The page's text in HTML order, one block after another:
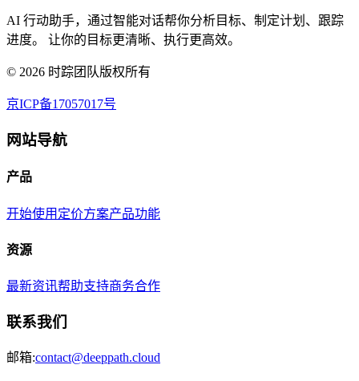
AI 行动助手，通过智能对话帮你分析目标、制定计划、跟踪
进度。 让你的目标更清晰、执行更高效。
© 2026 时踪团队版权所有
京ICP备17057017号
网站导航
产品
开始使用 定价方案产品功能
资源
最新资讯帮助支持商务合作
联系我们
邮箱:contact@deeppath.cloud